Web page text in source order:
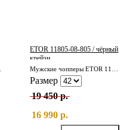
ETOR 11805-08-805 / чёрный
крейзи
Размер
19 450 р.
16 990 р.